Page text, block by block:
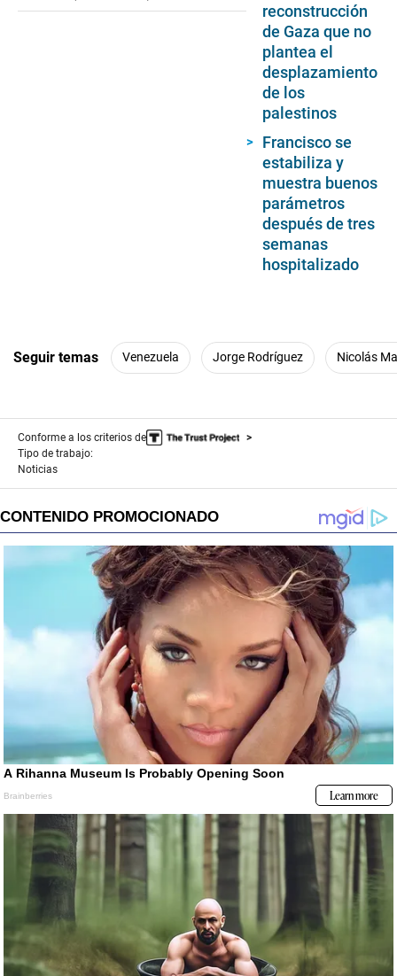
reconstrucción
de Gaza que no
plantea el
desplazamiento
de los
palestinos
Francisco se
estabiliza y
muestra buenos
parámetros
después de tres
semanas
hospitalizado
Seguir temas Venezuela Jorge Rodríguez Nicolás
Conforme a los criterios de
Tipo de trabajo:
Noticias